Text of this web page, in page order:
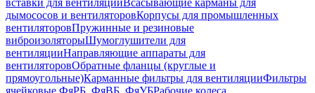
дымососов и вентиляторовКорпусы для промышленных
вентиляторовПружинные и резиновые
виброизоляторыШумоглушители для
вентиляцииНаправляющие аппараты для
вентиляторовОбратные фланцы (круглые и
прямоугольные)Карманные фильтры для вентиляцииФильтры
ячейковые ФяРБ, ФяВБ, ФяУБРабочие колеса